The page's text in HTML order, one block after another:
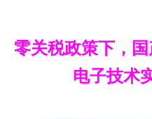
零关税政策下，
电子技术